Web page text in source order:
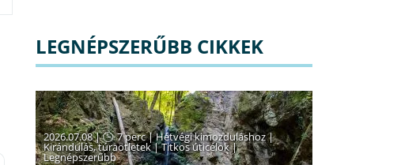
LEGNÉPSZERŰBB CIKKEK
2026.07.08 | 7 perc|Hétvégi kimozduláshoz|
Kirándulás, túraötletek|Titkos úticélok|
Legnépszerűbb